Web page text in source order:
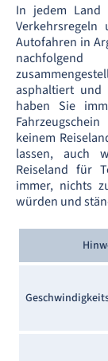
In jedem Land
Autofahren in
asphaltiert und
haben Sie
keinem
lassen, auch
Reiseland für
immer, nichts
würden und